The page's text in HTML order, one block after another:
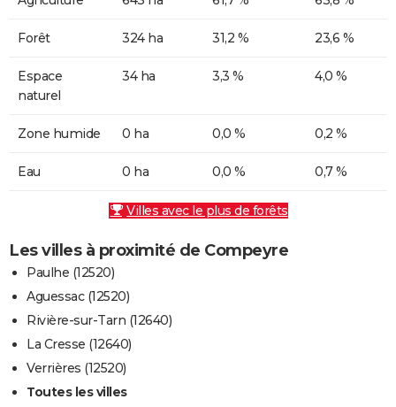
Forêt 324 ha 31,2 % 23,6 %
Espace
naturel
34 ha 3,3 % 4,0 %
Zone humide 0 ha 0,0 % 0,2 %
Eau 0 ha 0,0 % 0,7 %
Villes avec le plus de forêts
Les villes à proximité de Compeyre
Paulhe (12520)
Aguessac (12520)
Rivière-sur-Tarn (12640)
La Cresse (12640)
Verrières (12520)
Toutes les villes